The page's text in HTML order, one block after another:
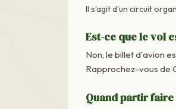
Il s'agit d'un circuit
Est-ce que le vol
Non, le billet d'avion
Rapprochez-vous de
Quand partir faire